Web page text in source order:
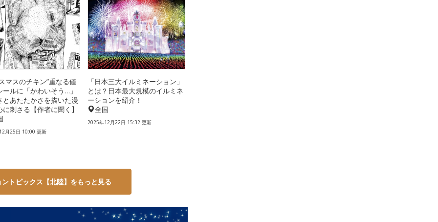
マスのチキン”重なる値
ールに「かわいそう…」
とあたたかさを描いた漫
に刺さる【作者に聞く】
月25日 10:00 更新
「日本三大イルミネーション」
とは？日本最大規模のイルミネ
ーションを紹介！
全国
2025年12月22日 15:32 更新
トピックス【北陸】をもっと見る